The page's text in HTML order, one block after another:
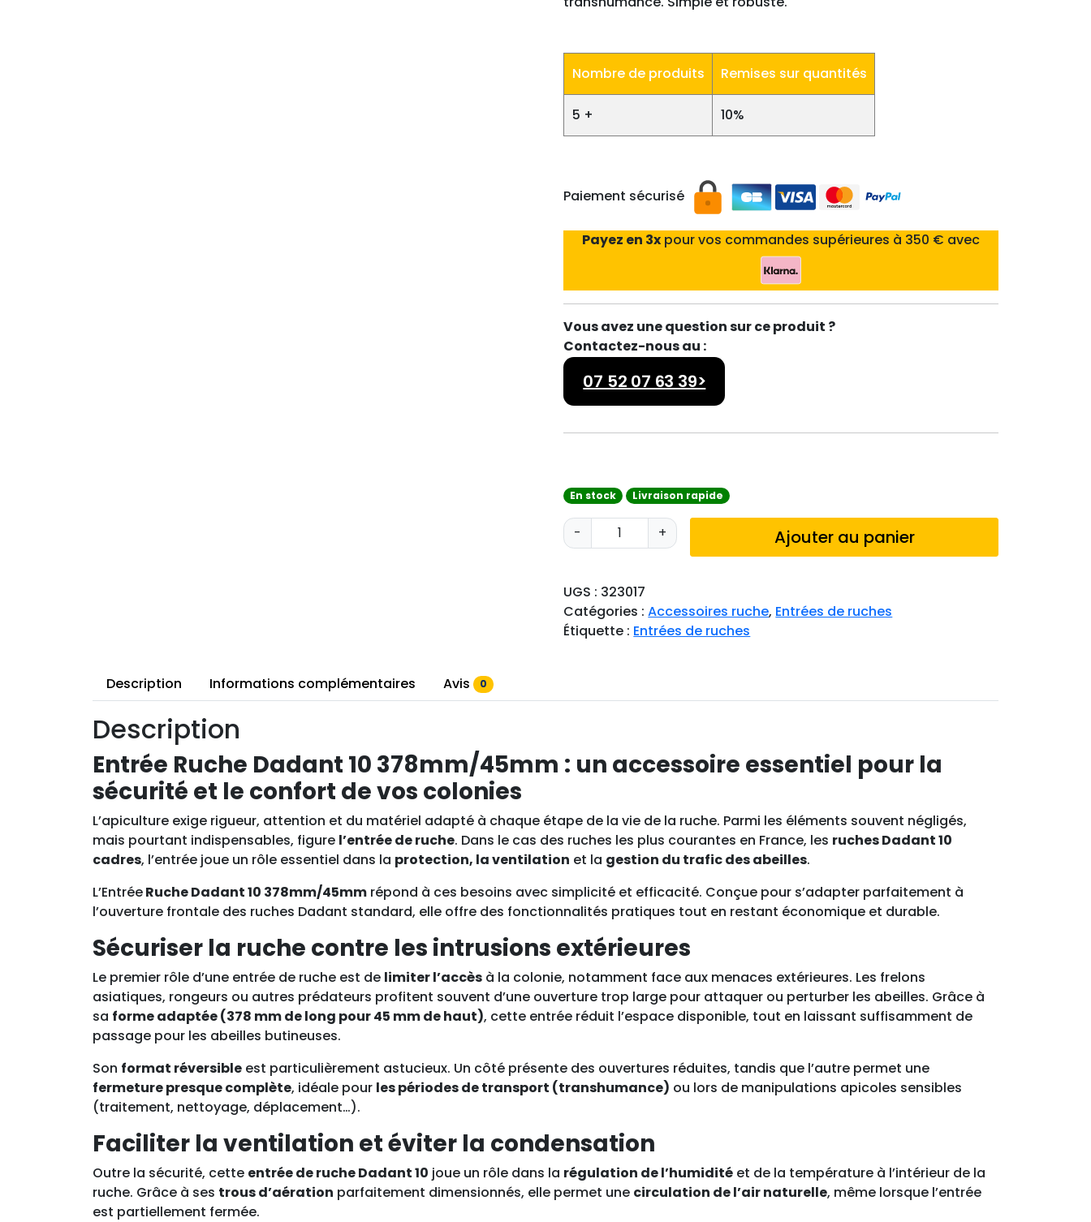
Nombre de produits Remises sur quantités
5 + 10%
Paiement sécurisé
Payez en 3x pour vos commandes supérieures à 350 € avec
Vous avez une question sur ce produit ?
Contactez-nous au :
07 52 07 63 39>
En stock Livraison rapide
-
q
u
n
t
i
e
t
e
R
u
h
e
a
d
a
n
0
3
m
m
/
+ Ajouter au panier
UGS : 323017
Catégories :Accessoires ruche, Entrées de ruches
Étiquette : Entrées de ruches
Description Informations complémentaires Avis 0
Description
Entrée Ruche Dadant 10 378mm/45mm : un accessoire essentiel pour la
sécurité et le confort de vos colonies
L’apiculture exige rigueur, attention et du matériel adapté à chaque étape de la vie de la ruche. Parmi les éléments souvent négligés,
mais pourtant indispensables, figure l’entrée de ruche. Dans le cas des ruches les plus courantes en France, les ruches Dadant 10
cadres, l’entrée joue un rôle essentiel dans la protection, la ventilation et la gestion du trafic des abeilles.
L’EntréeRuche Dadant 10 378mm/45mm répond à ces besoins avec simplicité et efficacité. Conçue pour s’adapter parfaitement à
l’ouverture frontale des ruches Dadant standard, elle offre des fonctionnalités pratiques tout en restant économique et durable.
Sécuriser la ruche contre les intrusions extérieures
Le premier rôle d’une entrée de ruche est de limiter l’accès à la colonie, notamment face aux menaces extérieures. Les frelons
asiatiques, rongeurs ou autres prédateurs profitent souvent d’une ouverture trop large pour attaquer ou perturber les abeilles. Grâce à
sa forme adaptée (378 mm de long pour 45 mm de haut), cette entrée réduit l’espace disponible, tout en laissant suffisamment de
passage pour les abeilles butineuses.
Son format réversible est particulièrement astucieux. Un côté présente des ouvertures réduites, tandis que l’autre permet une
fermeture presque complète, idéale pour les périodes de transport (transhumance) ou lors de manipulations apicoles sensibles
(traitement, nettoyage, déplacement…).
Faciliter la ventilation et éviter la condensation
Outre la sécurité, cette entrée de ruche Dadant 10 joue un rôle dans la régulation de l’humidité et de la température à l’intérieur de la
ruche. Grâce à ses trous d’aération parfaitement dimensionnés, elle permet une circulation de l’air naturelle, même lorsque l’entrée
est partiellement fermée.